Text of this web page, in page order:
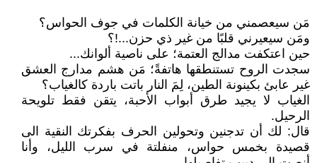
مَن سيعصمني من خيانة الكلمات في جوف الحواس؟
ومَن سيعيرني قلبًا من غير ذي حزن...!؟
حين اعتكفت مدالج العتمة؛ على ناصية ألوانك...
سجدت الروح تستنطقها هاتفةً؛ مَن هشم مدارج العشق
غير عابئ بكينونة الطين، لِمَ النار باتت باردة كالغياب؟
الغياب لا يجيد طرق أبواب الأحبة، يتقن فقط تلويحة
الرحيل.
قال: لك أن تدجنين وتحولين الحرف بفكرتك النقية الى
قصيدة بخمس حواس، منفلتة في سرب الليل، وأنا